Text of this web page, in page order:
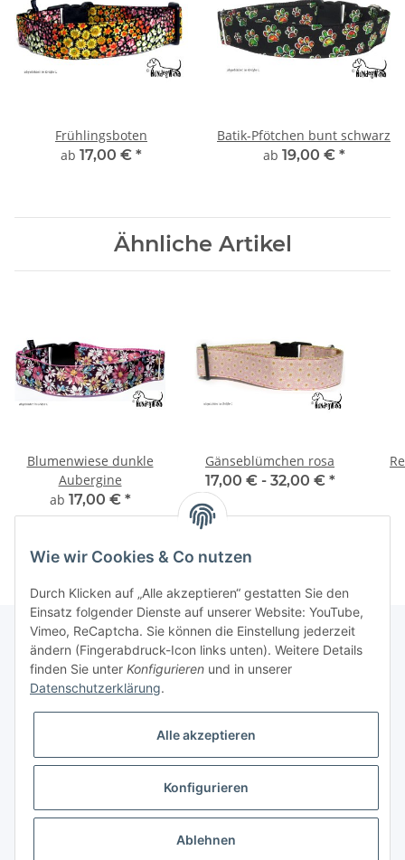
Frühlingsboten
ab 17,00 € *
Batik-Pfötchen bunt schwarz
ab 19,00 € *
Ähnliche Artikel
Blumenwiese dunkle
Aubergine
ab 17,00 € *
Gänseblümchen rosa
17,00 € - 32,00 € *
Informationen
Galerie
* Keine Ausweisung der Mehrwertsteuer gemäß Klein-Unternehmer-Regelung.,
Wie wir Cookies & Co nutzen
Durch Klicken auf „Alle akzeptieren“ gestatten Sie den
Einsatz folgender Dienste auf unserer Website: YouTube,
Vimeo, ReCaptcha. Sie können die Einstellung jederzeit
ändern (Fingerabdruck-Icon links unten). Weitere Details
finden Sie unter Konfigurieren und in unserer
Datenschutzerklärung.
Alle akzeptieren
Konfigurieren
Ablehnen